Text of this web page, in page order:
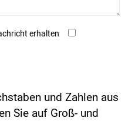
erhalten
und Zahlen aus
Sie auf Groß- und